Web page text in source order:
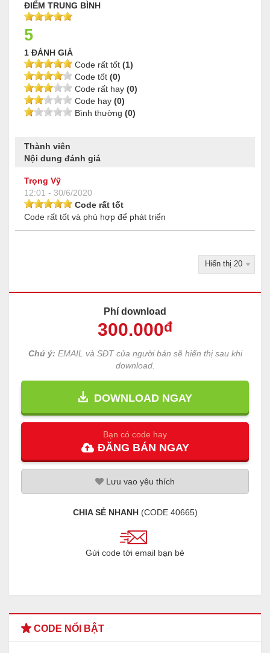
ĐIỂM TRUNG BÌNH
5
1 ĐÁNH GIÁ
Code rất tốt (1)
Code tốt (0)
Code rất hay (0)
Code hay (0)
Bình thường (0)
Thành viên
Nội dung đánh giá
Trọng Vỹ
12:01 - 30/6/2020
Code rất tốt
Code rất tốt và phù hợp để phát triển
Phí download
300.000đ
Chú ý: EMAIL và SĐT của người bán sẽ hiển thị sau khi
download.
DOWNLOAD NGAY
Bạn có code hay
ĐĂNG BÁN NGAY
Lưu vao yêu thích
CHIA SẺ NHANH(CODE 40665)
Gửi code tới email bạn bè
CODE NỔI BẬT